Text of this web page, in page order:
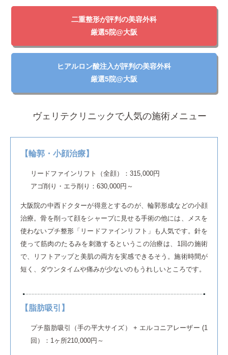
二重整形が評判の美容外科
厳選5院@大阪
ヒアルロン酸注入が評判の美容外科
厳選5院@大阪
ヴェリテクリニックで人気の施術メニュー
【輪郭・小顔治療】
リードファインリフト（全顔）：315,000円
アゴ削り・エラ削り：630,000円～
大阪院の中西ドクターが得意とするのが、輪郭形成などの小顔
治療。骨を削って顔をシャープに見せる手術の他には、メスを
使わないプチ整形「リードファインリフト」も人気です。針を
使って筋肉のたるみを刺激するというこの治療は、1回の施術
で、リフトアップと美肌の両方を実感できるそう。施術時間が
短く、ダウンタイムや痛みが少ないのもうれしいところです。
【脂肪吸引】
プチ脂肪吸引（手の平大サイズ） + エルコニアレーザー (1
回）：1ヶ所210,000円～